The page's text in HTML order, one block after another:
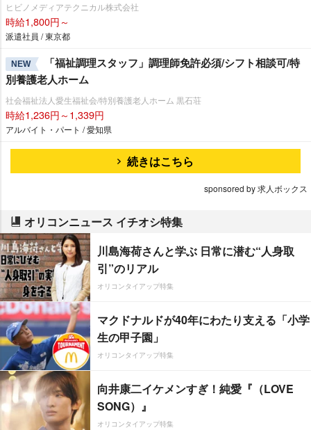
ヒビノメディアテクニカル株式会社
時給1,800円～
派遣社員 / 東京都
NEW
「福祉調理スタッフ」調理師免許必須/シフト相談可/特
別養護老人ホーム
社会福祉法人愛生福祉会/特別養護老人ホーム 黒石荘
時給1,236円～1,339円
アルバイト・パート / 愛知県
続きはこちら
sponsored by 求人ボックス
オリコンニュース イチオシ特集
川島海荷さんと学ぶ 日常に潜む“人身取
引”のリアル
オリコンタイアップ特集
マクドナルドが40年にわたり支える「小学
生の甲子園」
オリコンタイアップ特集
向井康二イケメンすぎ！純愛『（LOVE
SONG）』
オリコンタイアップ特集